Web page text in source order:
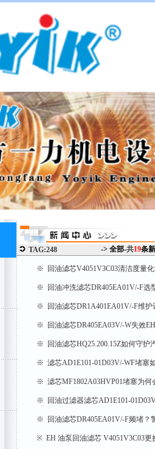
TAG:248 -> 全部-共19条
※ 回油滤芯V4051V3C03清洁度量
※ 回油冲洗滤芯DR405EA01V/-F选
※ 回油滤芯DR1A401EA01V/-F维护
※ 回油滤芯DR405EA03V/-W失效
※ 回油滤芯HQ25.200.15Z如何守护
※ 滤芯AD1E101-01D03V/-WF堵塞
※ 滤芯MF1802A03HVP01堵塞为何
※ 回油过滤器滤芯AD1E101-
※ 回油滤芯DR405EA01V/-F频堵？
※ EH 油泵回油滤芯 V4051V3C03更